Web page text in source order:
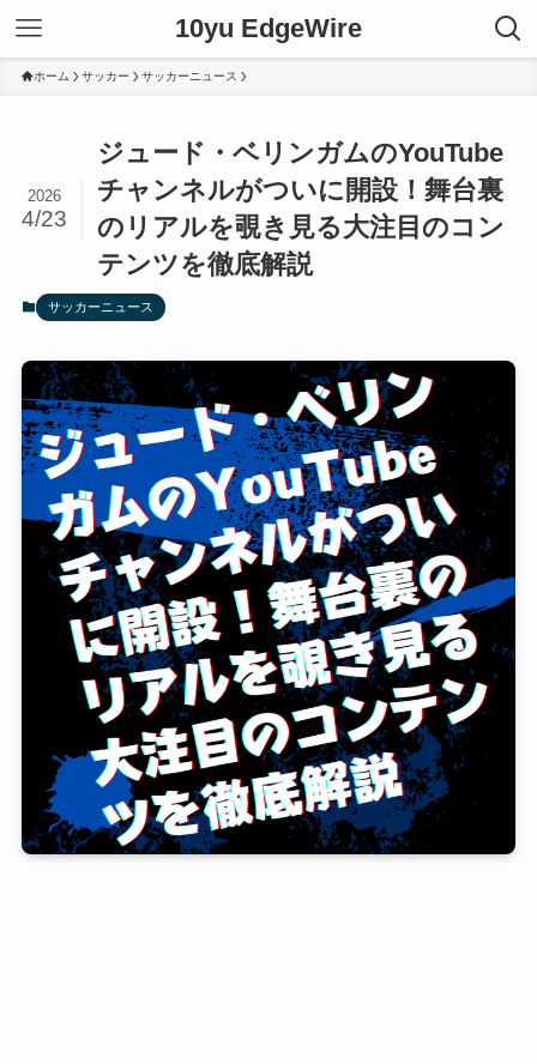
10yu EdgeWire
ホーム サッカー サッカーニュース
ジュード・ベリンガムのYouTube
チャンネルがついに開設！舞台裏
のリアルを覗き見る大注目のコン
テンツを徹底解説
2026
4/23
サッカーニュース